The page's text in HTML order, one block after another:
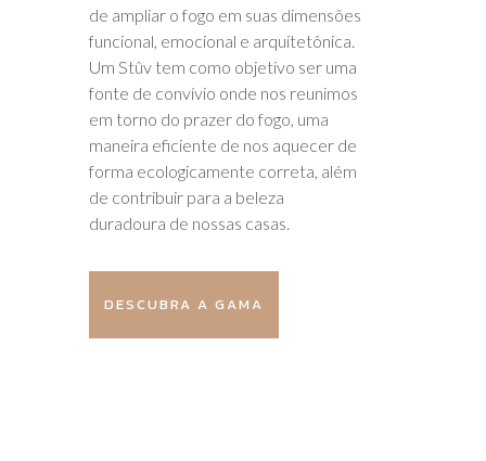
de ampliar o fogo em suas dimensões
funcional, emocional e arquitetônica.
Um Stûv tem como objetivo ser uma
fonte de convívio onde nos reunimos
em torno do prazer do fogo, uma
maneira eficiente de nos aquecer de
forma ecologicamente correta, além
de contribuir para a beleza
duradoura de nossas casas.
DESCUBRA A GAMA